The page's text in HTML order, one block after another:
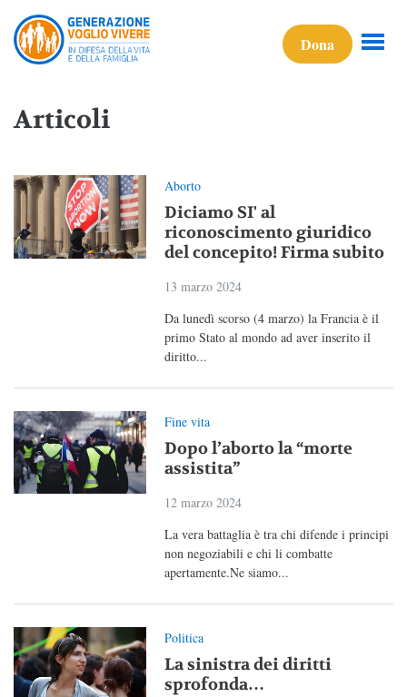
Dona
Articoli
Aborto
Diciamo SI' al
riconoscimento giuridico
del concepito! Firma subito
13 marzo 2024
Da lunedì scorso (4 marzo) la Francia è il
primo Stato al mondo ad aver inserito il
diritto...
Fine vita
Dopo l’aborto la “morte
assistita”
12 marzo 2024
La vera battaglia è tra chi difende i principi
non negoziabili e chi li combatte
apertamente.Ne siamo...
Politica
La sinistra dei diritti
sprofonda…